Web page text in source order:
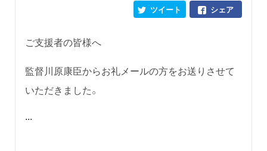
シェア
ツイート
ご支援者の皆様へ
監督川原康臣からお礼メールの方をお送りさせて
いただきました。
...